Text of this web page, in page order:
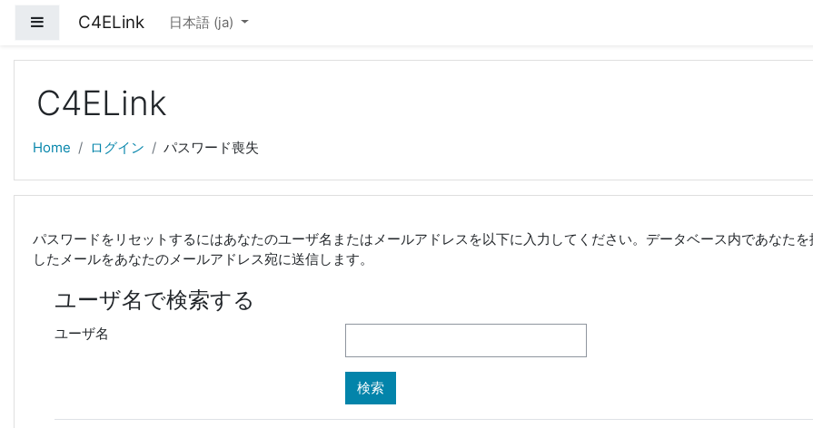
サイドパネル
C4ELink 日本語 ‎(ja)‎
C4ELink
Home ログイン パスワード喪失
パスワードをリセットするにはあなたのユーザ名またはメールアドレスを以下に入力してください。データベース内であなた
したメールをあなたのメールアドレス宛に送信します。
ユーザ名で検索する
ユーザ名